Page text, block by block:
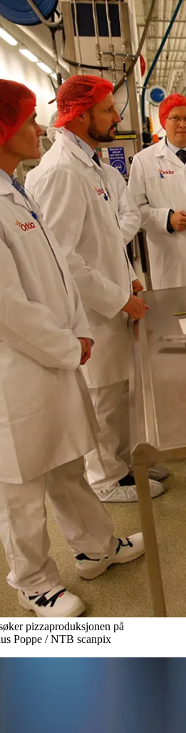
pizzaproduksjonen på
Poppe / NTB scanpix